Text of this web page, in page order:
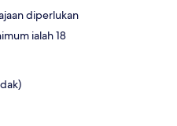
diperlukan
ialah 18